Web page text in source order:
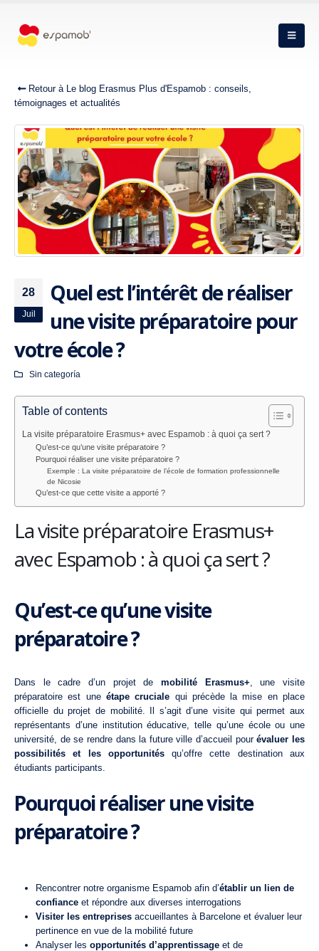
Retour à Le blog Erasmus Plus d'Espamob : conseils,
témoignages et actualités
28
Juil
Quel est l’intérêt de réaliser
une visite préparatoire pour
votre école ?
Sin categoría
Table of contents
La visite préparatoire Erasmus+ avec Espamob : à quoi ça sert ?
Qu’est-ce qu’une visite préparatoire ?
Pourquoi réaliser une visite préparatoire ?
Exemple : La visite préparatoire de l’école de formation professionnelle
de Nicosie
Qu’est-ce que cette visite a apporté ?
La visite préparatoire Erasmus+
avec Espamob : à quoi ça sert ?
Qu’est-ce qu’une visite
préparatoire ?
Dans le cadre d’un projet de mobilité Erasmus+, une visite
préparatoire est une étape cruciale qui précède la mise en place
officielle du projet de mobilité. Il s’agit d’une visite qui permet aux
représentants d’une institution éducative, telle qu’une école ou une
université, de se rendre dans la future ville d’accueil pourévaluer les
possibilités et les opportunitésqu’offre cette destination aux
étudiants participants.
Pourquoi réaliser une visite
préparatoire ?
Rencontrer notre organisme Espamob afin d’établir un lien de
confianceet répondre aux diverses interrogations
Visiter les entreprisesaccueillantes à Barcelone et évaluer leur
pertinence en vue de la mobilité future
Analyser les opportunités d’apprentissageet de